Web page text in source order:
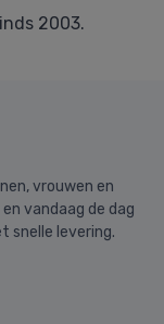
2003.
vrouwen en
vandaag de dag
snelle levering.